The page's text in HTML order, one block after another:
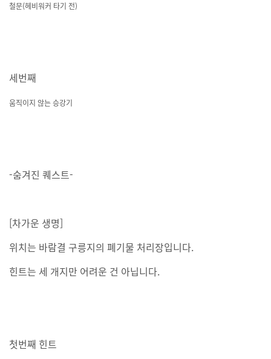
철문(헤비워커 타기 전)
세번째
움직이지 않는 승강기
-숨겨진 퀘스트-
[차가운 생명]
위치는 바람결 구릉지의 폐기물 처리장입니다.
힌트는 세 개지만 어려운 건 아닙니다.
첫번째 힌트